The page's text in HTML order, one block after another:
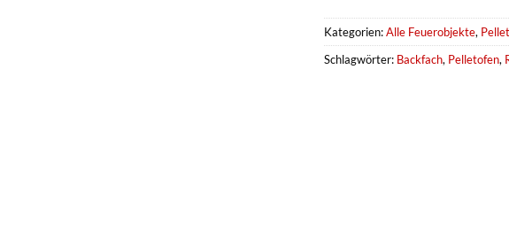
Kategorien:Alle Feuerobjekte,
Schlagwörter: Backfach, Pelletofen,